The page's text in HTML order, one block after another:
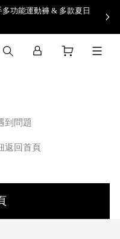
功能運動褲 & 多款夏日
到問題
返回首頁